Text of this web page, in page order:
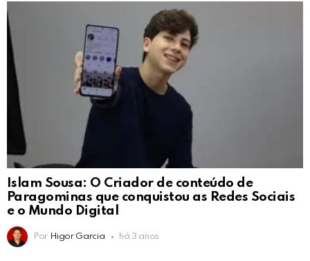
Islam Sousa: O Criador de conteúdo de
Paragominas que conquistou as Redes Sociais
e o Mundo Digital
Por Higor Garcia há 3 anos